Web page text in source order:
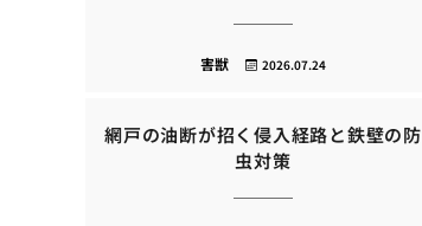
2026.07.24
害獣
網戸の油断が招く侵入経路と鉄壁の防
虫対策